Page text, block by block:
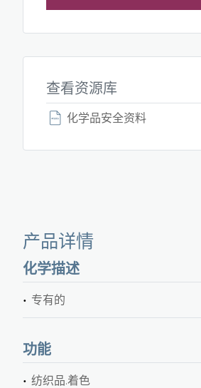
查看资源库
化学品安全资料
产品详情
化学描述
专有的
功能
纺织品.着色